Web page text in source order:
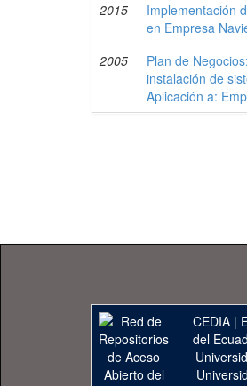
2015
Implementación
en Empresa
2005
Plan de
instalación de
Aplicación a:
CEDIA |
del